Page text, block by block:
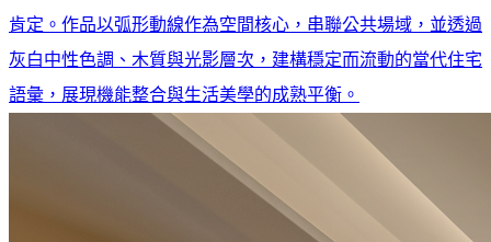
肯定。作品以弧形動線作為空間核心，串聯公共場域，並透過
灰白中性色調、木質與光影層次，建構穩定而流動的當代住宅
語彙，展現機能整合與生活美學的成熟平衡。